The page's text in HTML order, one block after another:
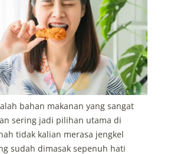
bahan makanan yang sangat
sering jadi pilihan utama di
tidak kalian merasa jengkel
sudah dimasak sepenuh hati